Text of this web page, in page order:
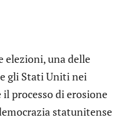
elezioni, una delle
gli Stati Uniti nei
processo di erosione
statunitense